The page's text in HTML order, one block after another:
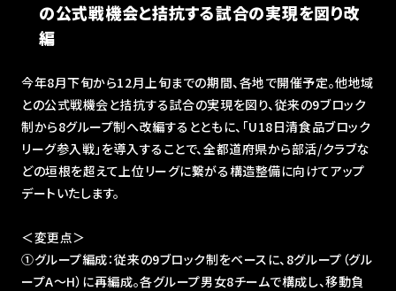
の公式戦機会と拮抗する試合の実現を図り改
編
今年8⽉下旬から12⽉上旬までの期間、各地で開催予定。他地域
との公式戦機会と拮抗する試合の実現を図り、従来の9ブロック
制から8グループ制へ改編するとともに、「U18⽇清⾷品ブロック
リーグ参⼊戦」を導⼊することで、全都道府県から部活/クラブな
どの垣根を超えて上位リーグに繋がる構造整備に向けてアップ
デートいたします。
＜変更点＞
①グループ編成：従来の9ブロック制をベースに、8グループ（グル
ープA〜H）に再編成。各グループ男⼥8チームで構成し、移動負